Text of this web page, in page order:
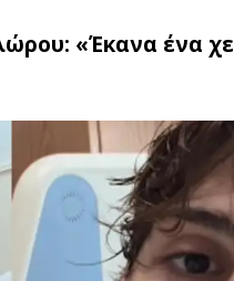
«Έκανα ένα